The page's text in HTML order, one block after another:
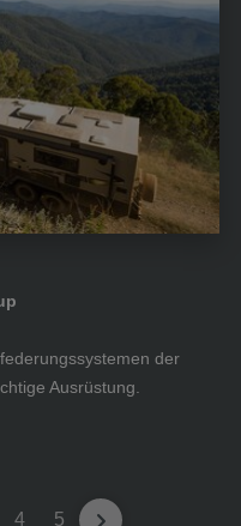
der
Ausrüstung.
4 5